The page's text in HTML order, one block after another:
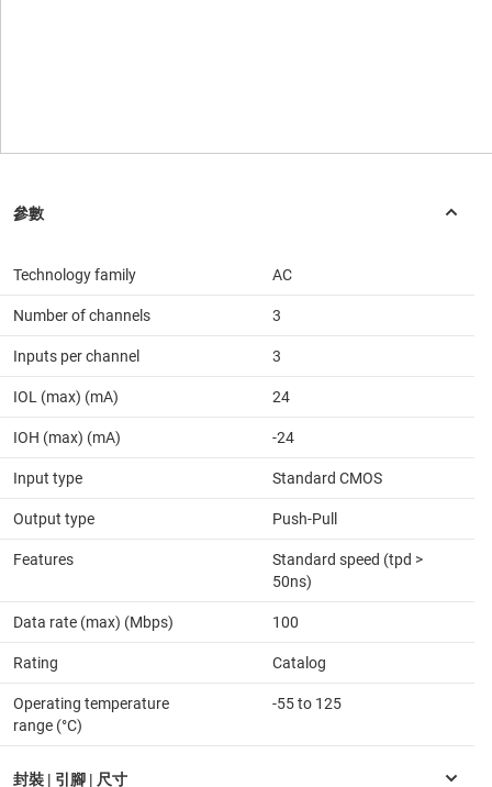
Technology family AC
Number of channels 3
Inputs per channel 3
IOL (max) (mA) 24
IOH (max) (mA) -24
Input type Standard CMOS
Output type Push-Pull
Features
Standard speed (tpd >
50ns)
Data rate (max) (Mbps) 100
Rating Catalog
Operating temperature
range (°C)
-55 to 125